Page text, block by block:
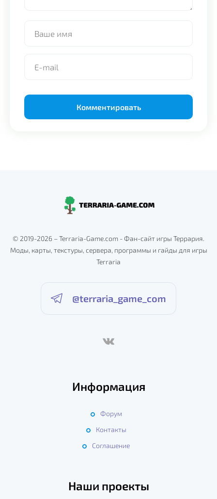
© 2019-2026 – Terraria-Game.com - Фан-сайт игры Террария.
Моды, карты, текстуры, сервера, программы и гайды для игры
Terraria
@terraria_game_com
Информация
Форум
Контакты
Соглашение
Наши проекты